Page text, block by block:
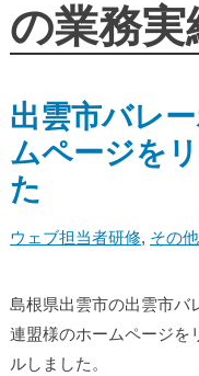
の業務実
出雲市バレ
ムページを
た
ウェブ担当者研修, その他
島根県出雲市の出雲市バ
連盟様のホームページを
ルしました。